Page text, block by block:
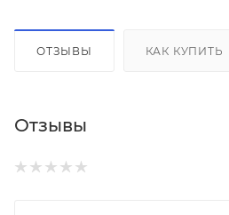
ОТЗЫВЫ КАК КУПИТЬ
Отзывы